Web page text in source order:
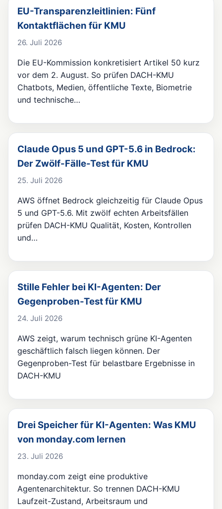
EU-Transparenzleitlinien: Fünf
Kontaktflächen für KMU
26. Juli 2026
Die EU-Kommission konkretisiert Artikel 50 kurz
vor dem 2. August. So prüfen DACH-KMU
Chatbots, Medien, öffentliche Texte, Biometrie
und technische…
Claude Opus 5 und GPT-5.6 in Bedrock:
Der Zwölf-Fälle-Test für KMU
25. Juli 2026
AWS öffnet Bedrock gleichzeitig für Claude Opus
5 und GPT-5.6. Mit zwölf echten Arbeitsfällen
prüfen DACH-KMU Qualität, Kosten, Kontrollen
und…
Stille Fehler bei KI-Agenten: Der
Gegenproben-Test für KMU
24. Juli 2026
AWS zeigt, warum technisch grüne KI-Agenten
geschäftlich falsch liegen können. Der
Gegenproben-Test für belastbare Ergebnisse in
DACH-KMU
Drei Speicher für KI-Agenten: Was KMU
von monday.com lernen
23. Juli 2026
monday.com zeigt eine produktive
Agentenarchitektur. So trennen DACH-KMU
Laufzeit-Zustand, Arbeitsraum und